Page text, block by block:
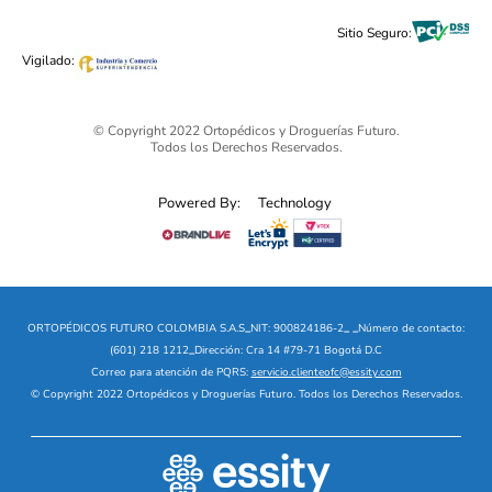
Sitio Seguro:
Vigilado:
© Copyright 2022 Ortopédicos y Droguerías Futuro.
Todos los Derechos Reservados.
Powered By: Technology
ORTOPÉDICOS FUTURO COLOMBIA S.A.S_NIT: 900824186-2_ _Número de contacto:
(601) 218 1212_Dirección: Cra 14 #79-71 Bogotá D.C
Correo para atención de PQRS: servicio.clienteofc@essity.com
© Copyright 2022 Ortopédicos y Droguerías Futuro. Todos los Derechos Reservados.